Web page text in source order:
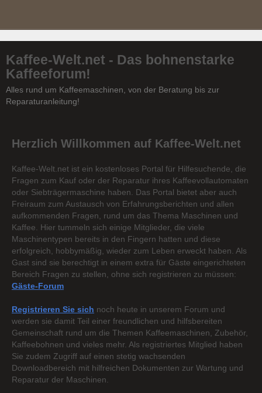
Kaffee-Welt.net - Das bohnenstarke
Kaffeeforum!
Alles rund um Kaffeemaschinen, von der Beratung bis zur
Reparaturanleitung!
Herzlich Willkommen auf Kaffee-Welt.net
Kaffee-Welt.net ist ein kostenloses Portal für Hilfesuchende, die
Fragen zum Kauf oder der Reparatur ihres Kaffeevollautomaten
oder Siebträgermaschine haben. Das Portal bietet aber auch
Freiraum zum Austausch von Erfahrungsberichten und allen
aufkommenden Fragen, rund um das Thema Maschinen und
Kaffee. Hier tummeln sich einige Mitglieder, die viele
Maschinentypen bereits in den Fingern hatten und diese
erfolgreich, hobbymäßig, wieder zum Leben erweckt haben. Als
Gast sind sie berechtigt in einem extra für Gäste eingerichteten
Bereich Fragen zu stellen, ohne sich registrieren zu müssen:
Gäste-Forum
Registrieren Sie sich noch heute in unserem Forum und
werden sie damit Teil einer freundlichen und hilfsbereiten
Gemeinschaft rund um die Themen Kaffeemaschinen, Zubehör,
Kaffeebohnen und vieles mehr. Als registriertes Mitglied haben
Sie zudem Zugriff auf einen stetig wachsenden
Downloadbereich mit hilfreichen Dokumenten zur Wartung und
Reparatur der Maschinen.